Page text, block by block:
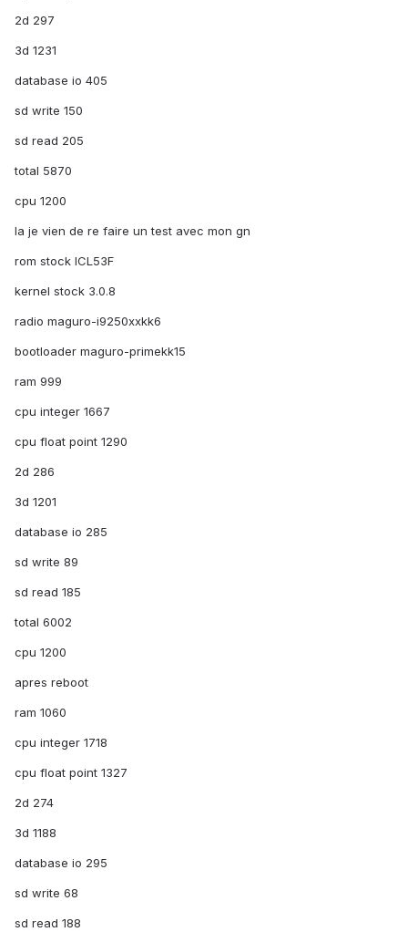
2d 297
3d 1231
database io 405
sd write 150
sd read 205
total 5870
cpu 1200
la je vien de re faire un test avec mon gn
rom stock ICL53F
kernel stock 3.0.8
radio maguro-i9250xxkk6
bootloader maguro-primekk15
ram 999
cpu integer 1667
cpu float point 1290
2d 286
3d 1201
database io 285
sd write 89
sd read 185
total 6002
cpu 1200
apres reboot
ram 1060
cpu integer 1718
cpu float point 1327
2d 274
3d 1188
database io 295
sd write 68
sd read 188